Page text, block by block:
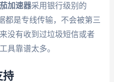
加速器采用银行级别的
都是专线传输，不会被第三
没有收到过垃圾短信或者
具靠谱太多。
持